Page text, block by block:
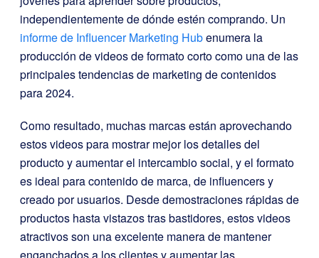
independientemente de dónde estén comprando. Un
informe de Influencer Marketing Hubenumera la
producción de videos de formato corto como una de las
principales tendencias de marketing de contenidos
para 2024.
Como resultado, muchas marcas están aprovechando
estos videos para mostrar mejor los detalles del
producto y aumentar el intercambio social, y el formato
es ideal para contenido de marca, de influencers y
creado por usuarios. Desde demostraciones rápidas de
productos hasta vistazos tras bastidores, estos videos
atractivos son una excelente manera de mantener